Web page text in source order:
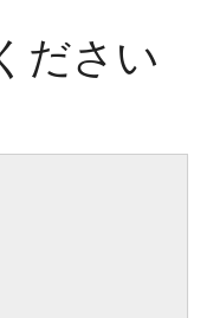
ださい